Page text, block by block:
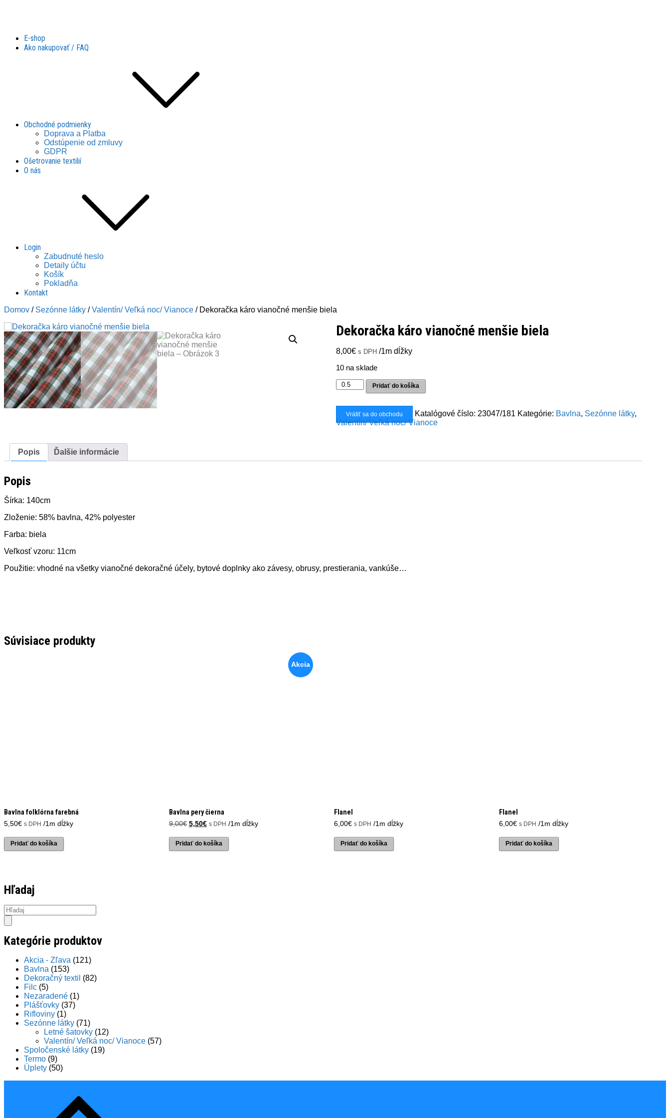
Látky Husár
Látky Husár
E-shop
Ako nakupovať / FAQ
Obchodné podmienky
Doprava a Platba
Odstúpenie od zmluvy
GDPR
Ošetrovanie textilií
O nás
Login
Zabudnuté heslo
Detaily účtu
Košík
Pokladňa
Kontakt
Domov / Sezónne látky /Valentín/ Veľká noc/ Vianoce / Dekoračka káro vianočné menšie biela
Dekoračka káro vianočné menšie biela
8,00€ s DPH /1m dĺžky
10 na sklade
množstvo
Dekoračka
vianočné
menšie
biela
Pridať do košíka
Vrátiť sa do obchodu Katalógové číslo: 23047/181 Kategórie: Bavlna, Sezónne látky,
Valentín/ Veľká noc/ Vianoce
Popis Ďalšie informácie
Popis
Šírka: 140cm
Zloženie: 58% bavlna, 42% polyester
Farba: biela
Veľkosť vzoru: 11cm
Použitie: vhodné na všetky vianočné dekoračné účely, bytové doplnky ako závesy, obrusy, prestierania, vankúše…
Súvisiace produkty
Bavlna folklórna farebná
5,50€ s DPH /1m dĺžky
Pridať do košíka
Akcia
Bavlna pery čierna
9,00€ Pôvodná
bola:
9,00€.
5,50€Aktuálna
je:
5,50€.
s DPH /1m dĺžky
Pridať do košíka
Flanel
6,00€ s DPH /1m dĺžky
Pridať do košíka
Flanel
6,00€ s DPH /1m dĺžky
Pridať do košíka
Hľadaj
Products
search
Kategórie produktov
Akcia - Zľava (121)
Bavlna (153)
Dekoračný textil (82)
Filc (5)
Nezaradené (1)
Plášťovky (37)
Rifloviny (1)
Sezónne látky (71)
Letné šatovky (12)
Valentín/ Veľká noc/ Vianoce (57)
Spoločenské látky (19)
Termo (9)
Úplety (50)